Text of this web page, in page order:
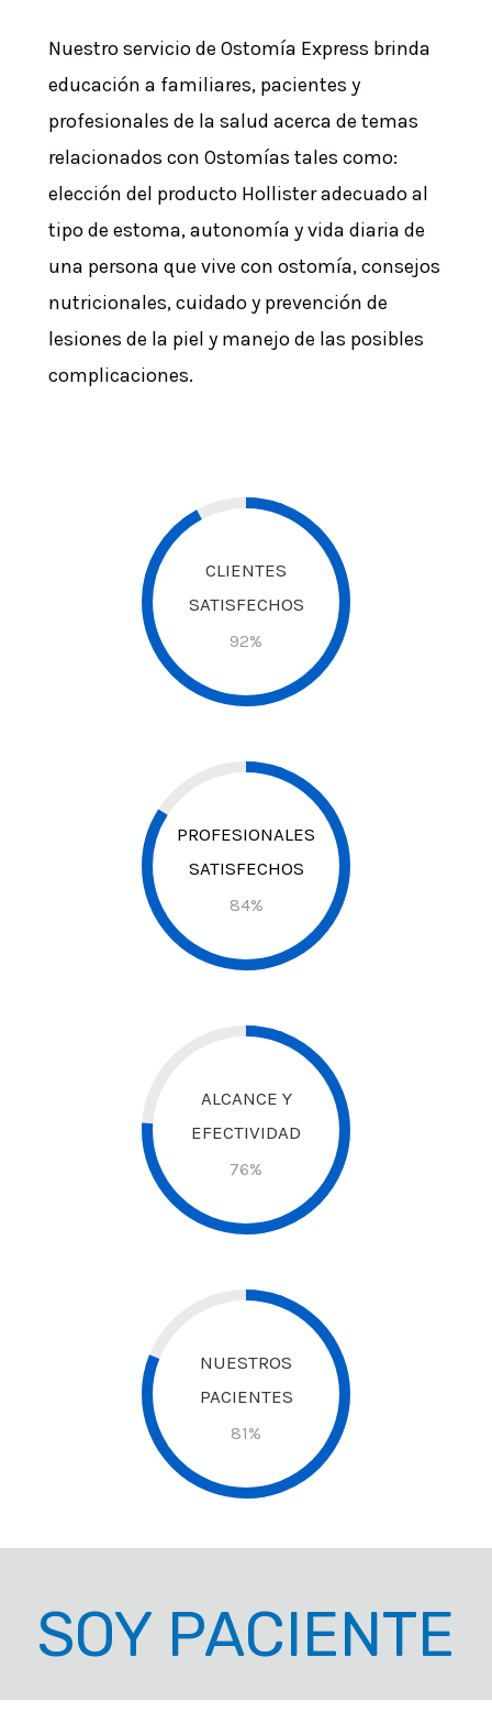
Nuestro servicio de Ostomía Express brinda
educación a familiares, pacientes y
profesionales de la salud acerca de temas
relacionados con Ostomías tales como:
elección del producto Hollister adecuado al
tipo de estoma, autonomía y vida diaria de
una persona que vive con ostomía, consejos
nutricionales, cuidado y prevención de
lesiones de la piel y manejo de las posibles
complicaciones.
CLIENTES
SATISFECHOS
92%
PROFESIONALES
SATISFECHOS
84%
ALCANCE Y
EFECTIVIDAD
76%
NUESTROS
PACIENTES
81%
SOY PACIENTE